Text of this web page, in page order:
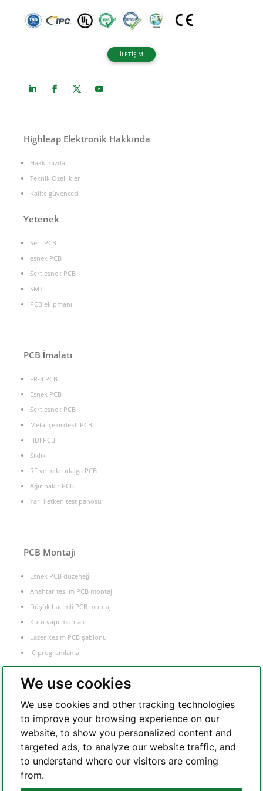
We use cookies
We use cookies and other tracking technologies
to improve your browsing experience on our
website, to show you personalized content and
targeted ads, to analyze our website traffic, and
to understand where our visitors are coming
from.
İLETİŞİM
Highleap Elektronik Hakkında
Hakkımızda
Teknik Özellikler
Kalite güvencesi
Yetenek
Sert PCB
esnek PCB
Sert esnek PCB
SMT
PCB ekipmanı
PCB İmalatı
FR-4 PCB
Esnek PCB
Sert esnek PCB
Metal çekirdekli PCB
HDI PCB
Sıklık
RF ve mikrodalga PCB
Ağır bakır PCB
Yarı iletken test panosu
PCB Montajı
Esnek PCB düzeneği
Anahtar teslim PCB montajı
Düşük hacimli PCB montajı
Kutu yapı montajı
Lazer kesim PCB şablonu
IC programlama
Fonksiyonel test
Bileşen kaynağı
WhatsApp